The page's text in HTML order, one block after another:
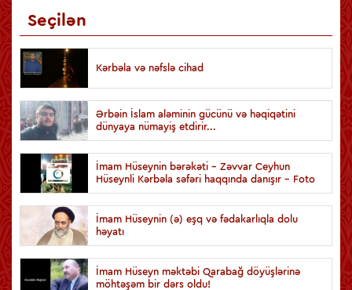
Seçilən
Kərbəla və nəfslə cihad
Ərbəin İslam aləminin gücünü və həqiqətini
dünyaya nümayiş etdirir...
İmam Hüseynin bərəkəti - Zəvvar Ceyhun
Hüseynli Kərbəla səfəri haqqında danışır - Foto
İmam Hüseynin (ə) eşq və fədakarlıqla dolu
həyatı
İmam Hüseyn məktəbi Qarabağ döyüşlərinə
möhtəşəm bir dərs oldu!